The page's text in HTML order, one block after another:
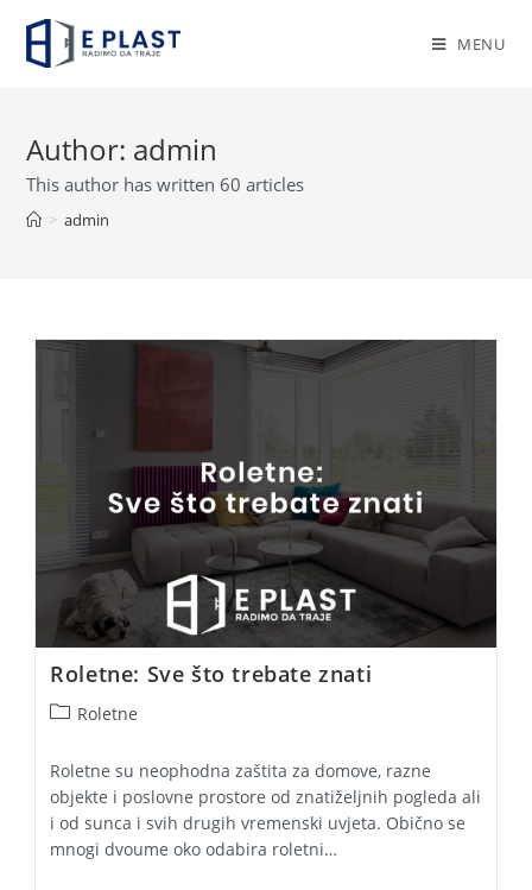
content
MENU
Author: admin
This author has written 60 articles
> admin
Roletne: Sve što trebate znati
PostRoletne
Roletne su neophodna zaštita za domove, razne
objekte i poslovne prostore od znatiželjnih pogleda ali
i od sunca i svih drugih vremenski uvjeta. Obično se
mnogi dvoume oko odabira roletni…